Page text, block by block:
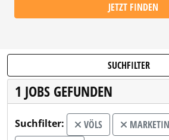
JETZT FINDEN
SUCHFILTER
1 JOBS GEFUNDEN
Suchfilter: VÖLS